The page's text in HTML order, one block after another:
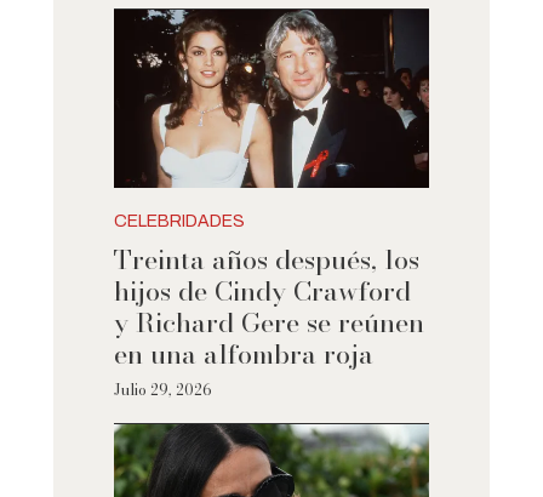
CELEBRIDADES
Treinta años después, los
hijos de Cindy Crawford
y Richard Gere se reúnen
en una alfombra roja
Julio 29, 2026